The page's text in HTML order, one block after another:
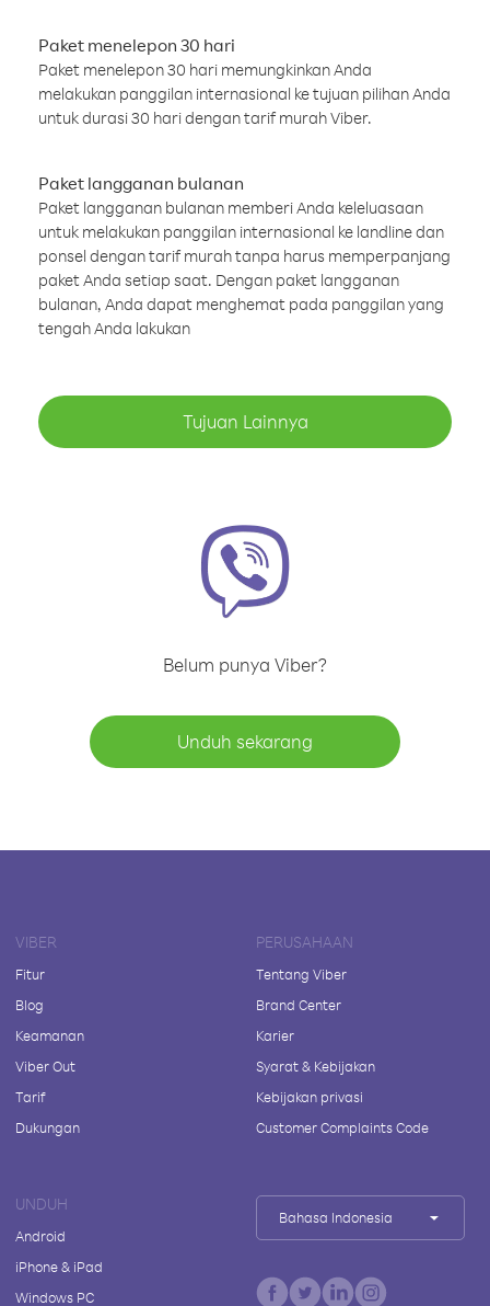
Paket menelepon 30 hari
Paket menelepon 30 hari memungkinkan Anda
melakukan panggilan internasional ke tujuan pilihan Anda
untuk durasi 30 hari dengan tarif murah Viber.
Paket langganan bulanan
Paket langganan bulanan memberi Anda keleluasaan
untuk melakukan panggilan internasional ke landline dan
ponsel dengan tarif murah tanpa harus memperpanjang
paket Anda setiap saat. Dengan paket langganan
bulanan, Anda dapat menghemat pada panggilan yang
tengah Anda lakukan
Tujuan Lainnya
Belum punya Viber?
Unduh sekarang
VIBER
Fitur
Blog
Keamanan
Viber Out
Tarif
Dukungan
PERUSAHAAN
Tentang Viber
Brand Center
Karier
Syarat & Kebijakan
Kebijakan privasi
Customer Complaints Code
UNDUH
Android
iPhone & iPad
Windows PC
Bahasa Indonesia